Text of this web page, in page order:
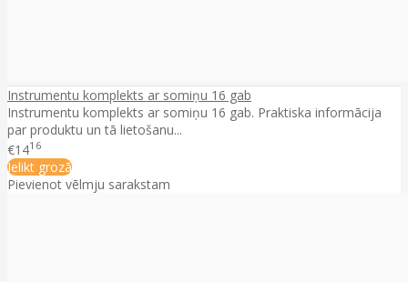
Instrumentu komplekts ar somiņu 16 gab
Instrumentu komplekts ar somiņu 16 gab. Praktiska informācija
par produktu un tā lietošanu...
€1416
Ielikt grozā
Pievienot vēlmju sarakstam